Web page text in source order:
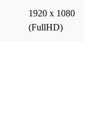
1920 x 1080
(FullHD)